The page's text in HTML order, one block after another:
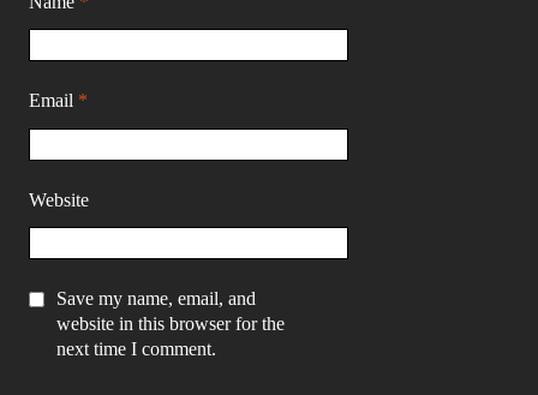
Email *
Website
Save my name, email, and
website in this browser for the
next time I comment.